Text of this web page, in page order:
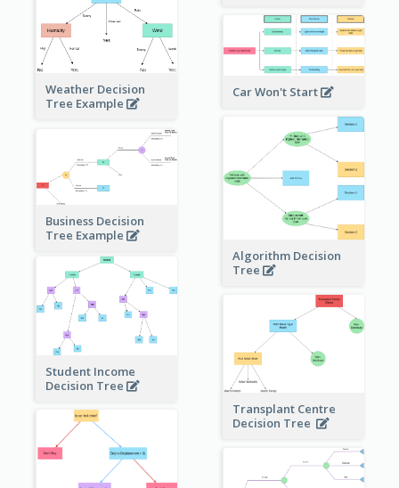
Weather Decision
Tree Example
Car Won't Start
Algorithm Decision
Tree
Business Decision
Tree Example
Student Income
Decision Tree
Transplant Centre
Decision Tree